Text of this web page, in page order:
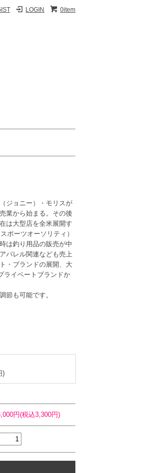
0item
LOGIN
ジョニー）・モリスが
業から始まる。その後
は大型店を全米展開す
ポーツオーソリティ）
は釣り用品の販売が中
パレル関連なども売上
・ブランドの展開、大
ライベートブランドか
節も可能です。
)
円(税込3,300円)